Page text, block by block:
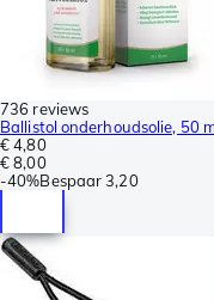
736 reviews
Ballistol onderhoudsolie, 50
€ 4,80
€ 8,00
-40%Bespaar 3,20